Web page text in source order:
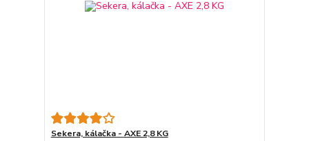
Sekera, kálačka - AXE 2,8 KG